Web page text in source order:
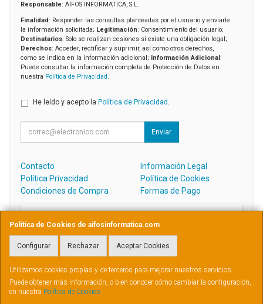
Política de Cookies de aifosinformatica.com
Configurar Rechazar Aceptar Cookies
Utilizamos cookies propias y de terceros para mejorar nuestros servicios.
Puede obtener más información, o bien conocer cómo cambiar la configuración,
en nuestra Política de Cookies.
Responsable: AIFOS INFORMATICA, S.L.
Finalidad: Responder las consultas planteadas por el usuario y enviarle
la información solicitada; Legitimación: Consentimiento del usuario;
Destinatarios: Solo se realizan cesiones si existe una obligación legal;
Derechos: Acceder, rectificar y suprimir, así como otros derechos,
como se indica en la información adicional; Información Adicional:
Puede consultar la información completa de Protección de Datos en
nuestra Política de Privacidad.
He leído y acepto la Política de Privacidad .
Enviar
Contacto
Información Legal
Política Privacidad
Política de Cookies
Condiciones de Compra
Formas de Pago
Contacto
admin@aifosinformatica.com
PEREZ GALDOS, 31, BAJO, 2003, ALBACETE, España. - C.I.F.: B02570976 -
Tfno: 609017058 - albacete@aifosinformatica.es